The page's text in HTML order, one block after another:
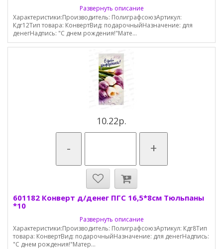
Развернуть описание
Характеристики:Производитель: ПолиграфсоюзАртикул:
Кдг12Тип товара: КонвертВид: подарочныйНазначение: для
денегНадпись: "С днем рождения!"Мате...
10.22р.
- +
601182 Конверт д/денег ПГС 16,5*8см Тюльпаны
*10
Развернуть описание
Характеристики:Производитель: ПолиграфсоюзАртикул: Кдг8Тип
товара: КонвертВид: подарочныйНазначение: для денегНадпись:
"С днем рождения!"Матер...